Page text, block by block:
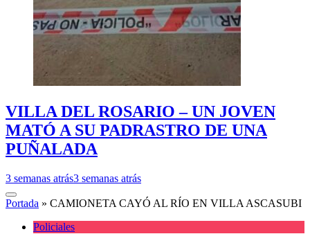
VILLA DEL ROSARIO – UN JOVEN
MATÓ A SU PADRASTRO DE UNA
PUÑALADA
3 semanas atrás3 semanas atrás
Portada » CAMIONETA CAYÓ AL RÍO EN VILLA ASCASUBI
Policiales